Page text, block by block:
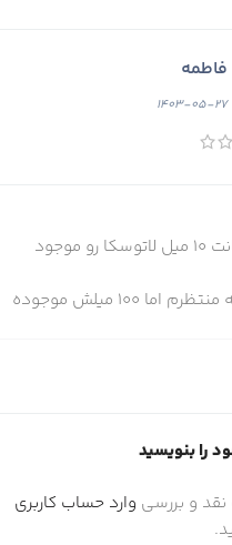
فاطمه
1403-05-27
لطفا دکانت 10 میل لاتوسکا رو موجود
اما 100 میلش موجوده
را بنویسید
نقد و بررسی وارد حساب کاربری